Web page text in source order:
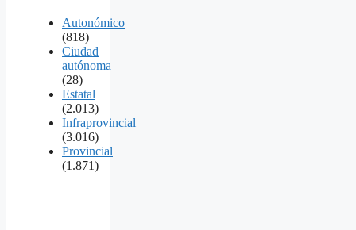
Autonómico
(818)
Ciudad
autónoma
(28)
Estatal
(2.013)
Infraprovincial
(3.016)
Provincial
(1.871)